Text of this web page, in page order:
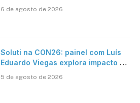
6 de agosto de 2026
Soluti na CON26: painel com Luís
Eduardo Viegas explora impacto de
Contabilidade
5 de agosto de 2026